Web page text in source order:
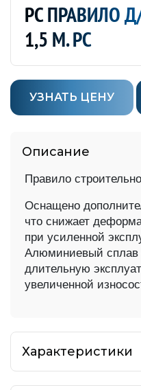
РС ПРАВИЛО
1,5 М. РС
УЗНАТЬ ЦЕНУ
Описание
Правило
Оснащено
что снижает
при усиленной
Алюминиевый сплав
длительную
увеличенной
Характеристики